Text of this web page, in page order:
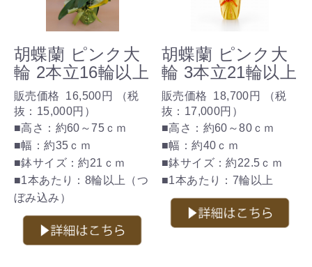
胡蝶蘭 ピンク大
輪 2本立16輪以上
販売価格 16,500円
（税
抜： 15,000円 ）
■高さ：約60～75ｃｍ
■幅：約35ｃｍ
■鉢サイズ：約21ｃｍ
■1本あたり：8輪以上（つ
ぼみ込み）
胡蝶蘭 ピンク大
輪 3本立21輪以上
販売価格 18,700円
（税
抜： 17,000円 ）
■高さ：約60～80ｃｍ
■幅：約40ｃｍ
■鉢サイズ：約22.5ｃｍ
■1本あたり：7輪以上